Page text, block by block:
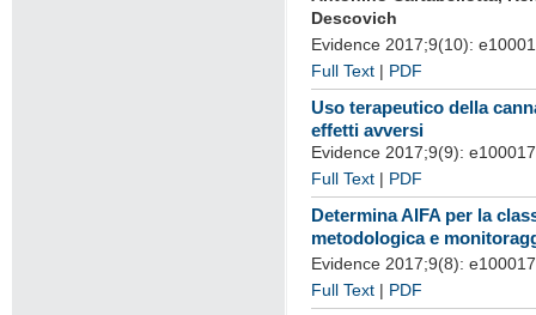
Descovich
Evidence 2017;9(10):
Full Text | PDF
Uso terapeutico della
effetti avversi
Evidence 2017;9(9):
Full Text | PDF
Determina AIFA per la
metodologica e
Evidence 2017;9(8):
Full Text | PDF